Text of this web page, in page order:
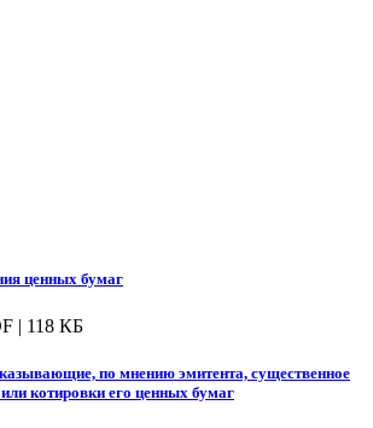
ценных бумаг
| 118 КБ
по мнению эмитента, существенное
котировки его ценных бумаг